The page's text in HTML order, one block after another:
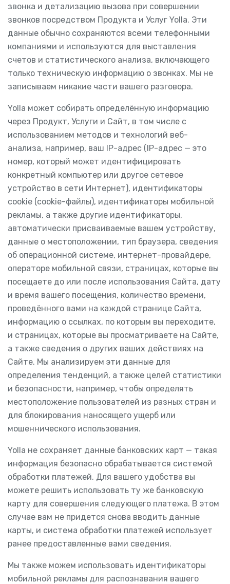
звонка и детализацию вызова при совершении
звонков посредством Продукта и Услуг Yolla. Эти
данные обычно сохраняются всеми телефонными
компаниями и используются для выставления
счетов и статистического анализа, включающего
только техническую информацию о звонках. Мы не
записываем никакие части вашего разговора.
Yolla может собирать определённую информацию
через Продукт, Услуги и Сайт, в том числе с
использованием методов и технологий веб-
анализа, например, ваш IP-адрес (IP-адрес — это
номер, который может идентифицировать
конкретный компьютер или другое сетевое
устройство в сети Интернет), идентификаторы
cookie (cookie-файлы), идентификаторы мобильной
рекламы, а также другие идентификаторы,
автоматически присваиваемые вашем устройству,
данные о местоположении, тип браузера, сведения
об операционной системе, интернет-провайдере,
операторе мобильной связи, страницах, которые вы
посещаете до или после использования Сайта, дату
и время вашего посещения, количество времени,
проведённого вами на каждой странице Сайта,
информацию о ссылках, по которым вы переходите,
и страницах, которые вы просматриваете на Сайте,
а также сведения о других ваших действиях на
Сайте. Мы анализируем эти данные для
определения тенденций, а также целей статистики
и безопасности, например, чтобы определять
местоположение пользователей из разных стран и
для блокирования наносящего ущерб или
мошеннического использования.
Yolla не сохраняет данные банковских карт — такая
информация безопасно обрабатывается системой
обработки платежей. Для вашего удобства вы
можете решить использовать ту же банковскую
карту для совершения следующего платежа. В этом
случае вам не придется снова вводить данные
карты, и система обработки платежей использует
ранее предоставленные вами сведения.
Мы также можем использовать идентификаторы
мобильной рекламы для распознавания вашего